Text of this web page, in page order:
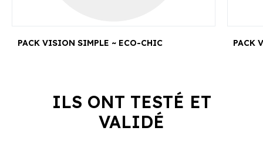
PACK VISION SIMPLE ~ ECO-CHIC
ILS ONT TESTÉ ET
VALIDÉ